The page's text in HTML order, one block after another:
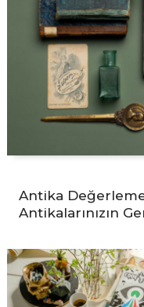
Antika
Antikalarınızın